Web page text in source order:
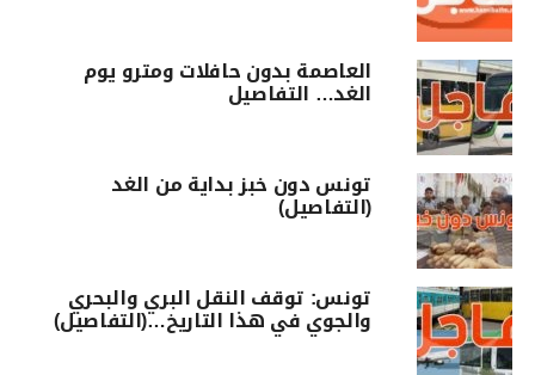
العاصمة بدون حافلات ومترو يوم
الغد… التفاصيل
تونس دون خبز بداية من الغد
(التفاصيل)
تونس: توقف النقل البري والبحري
والجوي في هذا التاريخ…(التفاصيل)